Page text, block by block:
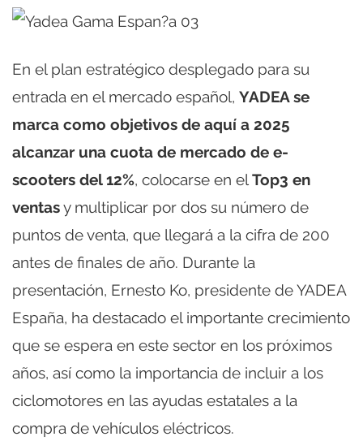
En el plan estratégico desplegado para su
entrada en el mercado español, YADEA se
marca como objetivos de aquí a 2025
alcanzar una cuota de mercado de e-
scooters del 12%, colocarse en elTop3 en
ventasy multiplicar por dos su número de
puntos de venta, que llegará a la cifra de 200
antes de finales de año. Durante la
presentación, Ernesto Ko, presidente de YADEA
España, ha destacado el importante crecimiento
que se espera en este sector en los próximos
años, así como la importancia de incluir a los
ciclomotores en las ayudas estatales a la
compra de vehículos eléctricos.